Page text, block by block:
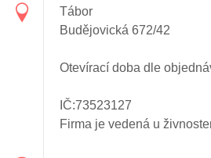
Tábor
Budějovická 672/42
Otevírací doba dle
IČ:73523127
Firma je vedená u